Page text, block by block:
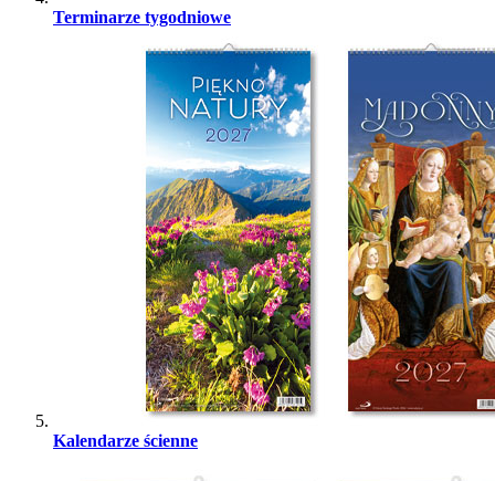
Terminarze tygodniowe
Kalendarze ścienne